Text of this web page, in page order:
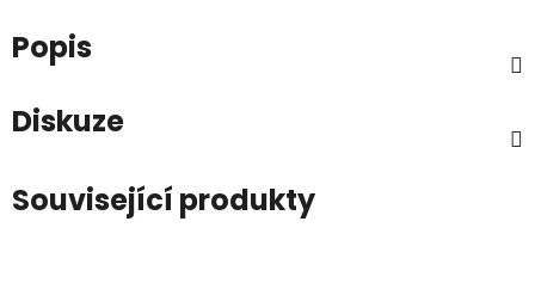
Popis
Diskuze
Související produkty